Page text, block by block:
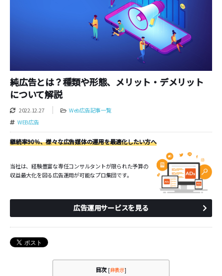
純広告とは？種類や形態、メリット・デメリット
について解説
2022.12.27
Web広告記事一覧
WEB広告
継続率90％、様々な広告媒体の運用を最適化したい方へ
当社は、経験豊富な専任コンサルタントが限られた予算の
収益最大化を図る広告運用が可能なプロ集団です。
広告運用サービスを見る
目次 [非表示]